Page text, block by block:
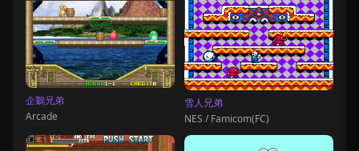
企鵝兄弟
Arcade
雪人兄弟
NES / Famicom(FC)